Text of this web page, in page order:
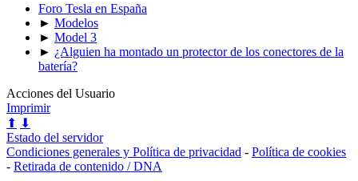
Foro Tesla en España
► Modelos
► Model 3
► ¿Alguien ha montado un protector de los conectores de la
batería?
Acciones del Usuario
Imprimir
⬆ ⬇
Estado del servidor
Condiciones generales y Política de privacidad - Política de cookies
- Retirada de contenido / DNA